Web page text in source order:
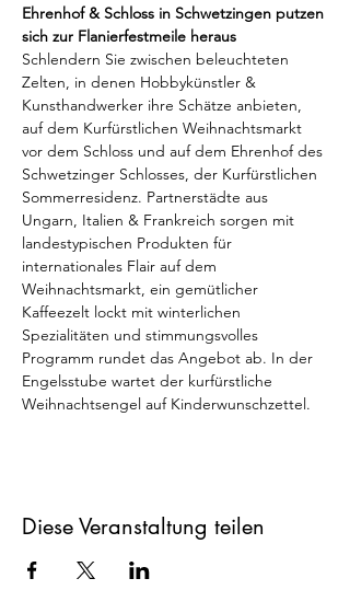
Ehrenhof & Schloss in Schwetzingen putzen
sich zur Flanierfestmeile heraus
Schlendern Sie zwischen beleuchteten
Zelten, in denen Hobbykünstler &
Kunsthandwerker ihre Schätze anbieten,
auf dem Kurfürstlichen Weihnachtsmarkt
vor dem Schloss und auf dem Ehrenhof des
Schwetzinger Schlosses, der Kurfürstlichen
Sommerresidenz. Partnerstädte aus
Ungarn, Italien & Frankreich sorgen mit
landestypischen Produkten für
internationales Flair auf dem
Weihnachtsmarkt, ein gemütlicher
Kaffeezelt lockt mit winterlichen
Spezialitäten und stimmungsvolles
Programm rundet das Angebot ab. In der
Engelsstube wartet der kurfürstliche
Weihnachtsengel auf Kinderwunschzettel.
Diese Veranstaltung teilen